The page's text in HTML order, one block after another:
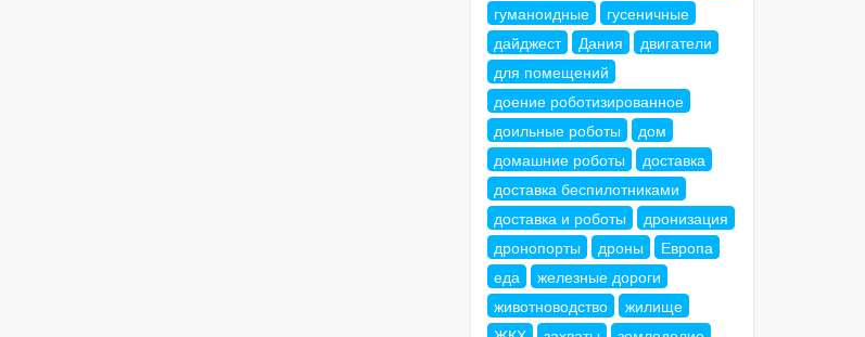
гуманоидные
гусеничные
дайджест
Дания
двигатели
для помещений
доение роботизированное
доильные роботы
дом
домашние роботы
доставка
доставка беспилотниками
доставка и роботы
дронизация
дронопорты
дроны
Европа
еда
железные дороги
животноводство
жилище